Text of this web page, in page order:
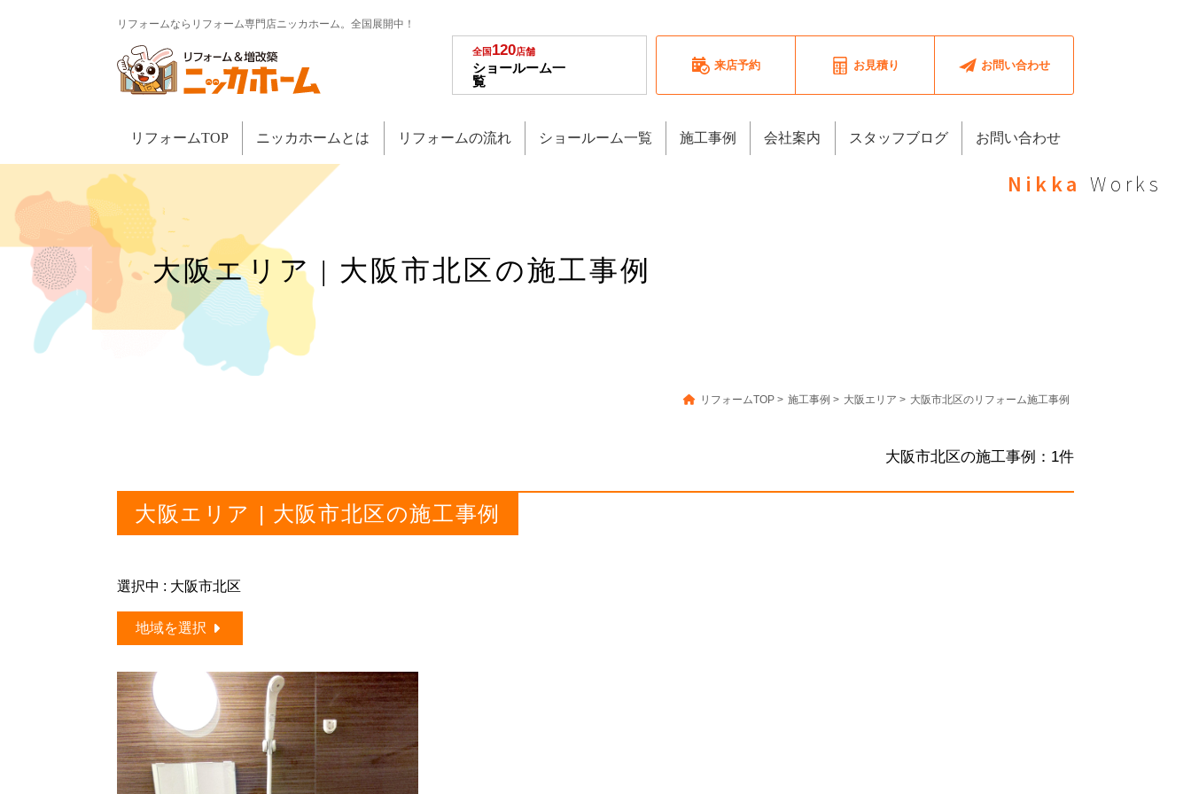
リフォームならリフォーム専門店ニッカホーム。全国展開中！
全国120店舗
ショールーム一
覧
来店予約 お見積り お問い合わせ
リフォームTOP ニッカホームとは リフォームの流れ ショールーム一覧 施工事例 会社案内 スタッフブログ お問い合わせ
Nikka Works
大阪エリア | 大阪市北区の施工事例
リフォームTOP > 施工事例 > 大阪エリア > 大阪市北区のリフォーム施工事例
大阪市北区の施工事例： 1件
大阪エリア | 大阪市北区の施工事例
選択中 : 大阪市北区
地域を選択